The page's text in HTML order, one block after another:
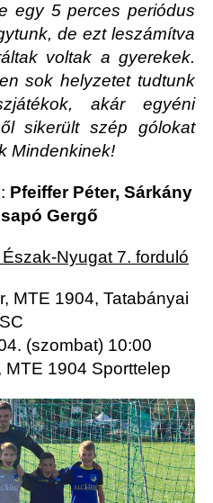
egy 5 perces periódus
de ezt leszámítva
voltak a gyerekek.
sok helyzetet tudtunk
akár egyéni
sikerült szép gólokat
Mindenkinek!
Pfeiffer Péter, Sárkány
Gergő
Nyugat 7. forduló
MTE 1904, Tatabányai
SC
(szombat) 10:00
1904 Sporttelep